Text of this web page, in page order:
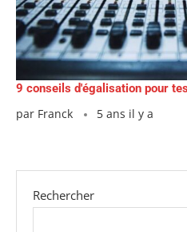
9 conseils d'égalisation pour
par Franck 5 ans il y a
Rechercher